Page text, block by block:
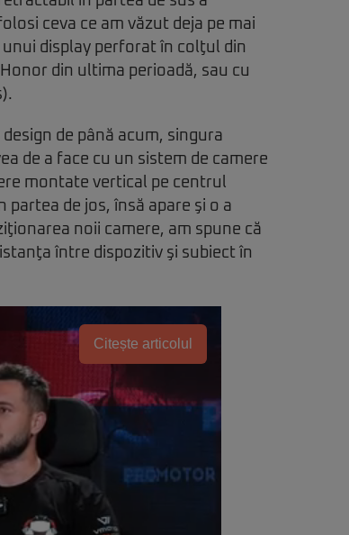
ceva ce am văzut deja pe mai
display perforat în colţul din
din ultima perioadă, sau cu
de până acum, singura
de a face cu un sistem de camere
montate vertical pe centrul
de jos, însă apare şi o a
noii camere, am spune că
între dispozitiv şi subiect în
Citește articolul